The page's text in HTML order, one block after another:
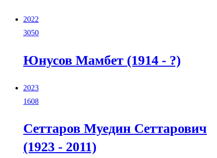
2022
3050
Юнусов Мамбет (1914 - ?)
2023
1608
Сеттаров Муедин Сеттарович
(1923 - 2011)